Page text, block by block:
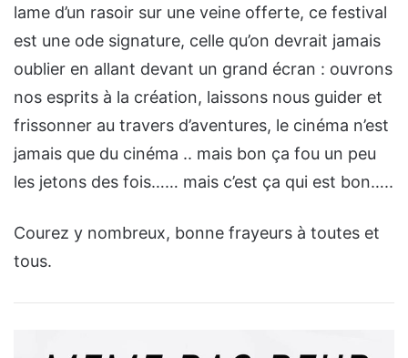
lame d’un rasoir sur une veine offerte, ce festival
est une ode signature, celle qu’on devrait jamais
oublier en allant devant un grand écran : ouvrons
nos esprits à la création, laissons nous guider et
frissonner au travers d’aventures, le cinéma n’est
jamais que du cinéma .. mais bon ça fou un peu
les jetons des fois…… mais c’est ça qui est bon…..
Courez y nombreux, bonne frayeurs à toutes et
tous.